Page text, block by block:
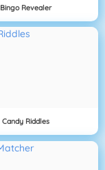
Bingo Revealer
Candy Riddles